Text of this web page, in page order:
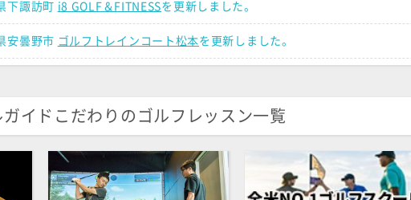
下諏訪町 i8 GOLF＆FITNESSを更新しました。
安曇野市 ゴルフトレインコート松本を更新しました。
新潟市中央区HONMA GOLF ゴルフスクール 新潟 を更新しました。
新潟市西区HAPPY ONE GOLF STUDIO を更新しました。
イドこだわりのゴルフレッスン一覧